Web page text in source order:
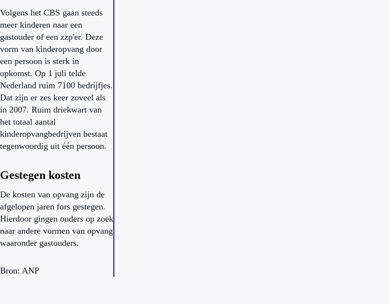
Volgens het CBS gaan steeds
meer kinderen naar een
gastouder of een zzp'er. Deze
vorm van kinderopvang door
een persoon is sterk in
opkomst. Op 1 juli telde
Nederland ruim 7100 bedrijfjes.
Dat zijn er zes keer zoveel als
in 2007. Ruim driekwart van
het totaal aantal
kinderopvangbedrijven bestaat
tegenwoordig uit één persoon.
Gestegen kosten
De kosten van opvang zijn de
afgelopen jaren fors gestegen.
Hierdoor gingen ouders op zoek
naar andere vormen van opvang
waaronder gastouders.
Bron: ANP